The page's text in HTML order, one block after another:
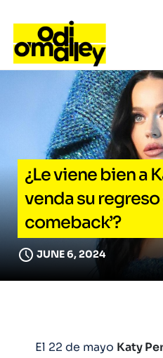
¿Le viene bien a
venda su regreso
comeback’?
JUNE 6, 2024
El 22 de mayo Katy